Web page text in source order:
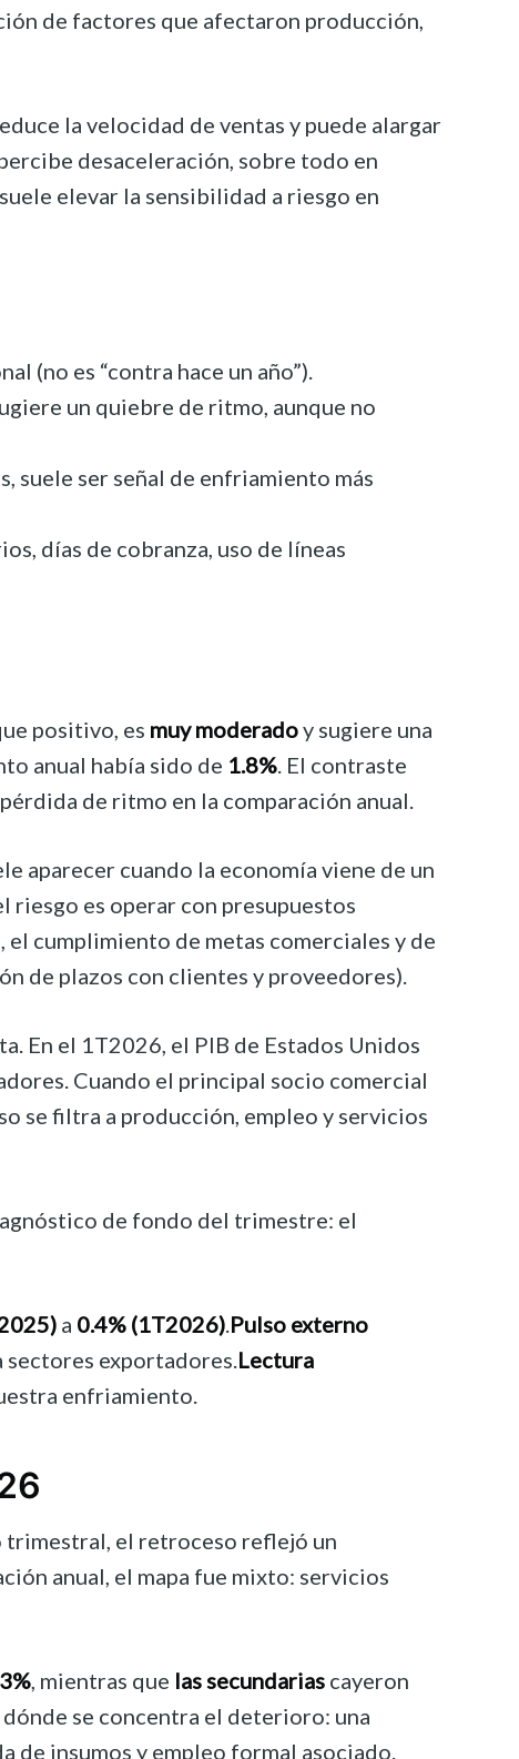
de factores que afectaron producción,
la velocidad de ventas y puede alargar
desaceleración, sobre todo en
elevar la sensibilidad a riesgo en
(no es “contra hace un año”).
un quiebre de ritmo, aunque no
suele ser señal de enfriamiento más
días de cobranza, uso de líneas
positivo, es muy moderadoy sugiere una
anual había sido de 1.8%. El contraste
de ritmo en la comparación anual.
aparecer cuando la economía viene de un
riesgo es operar con presupuestos
el cumplimiento de metas comerciales y de
de plazos con clientes y proveedores).
En el 1T2026, el PIB de Estados Unidos
Cuando el principal socio comercial
se filtra a producción, empleo y servicios
de fondo del trimestre: el
a 0.4% (1T2026).Pulso externo
sectores exportadores.Lectura
enfriamiento.
trimestral, el retroceso reflejó un
anual, el mapa fue mixto: servicios
, mientras que las secundarias cayeron
se concentra el deterioro: una
de insumos y empleo formal asociado.